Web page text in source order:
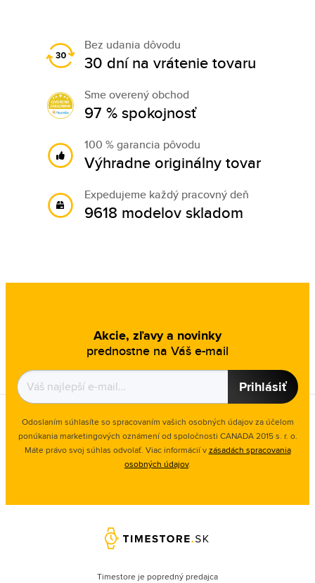
Bez udania dôvodu
30 dní na vrátenie tovaru
Sme overený obchod
97 % spokojnosť
100 % garancia pôvodu
Výhradne originálny tovar
Expedujeme každý pracovný deň
9618 modelov skladom
Akcie, zľavy a novinky
prednostne na Váš e-mail
Prihlásiť
Odoslaním súhlasíte so spracovaním vašich osobných údajov za účelom
ponúkania marketingových oznámení od spoločnosti CANADA 2015 s. r. o.
Máte právo svoj súhlas odvolať. Viac informácií vzásadách spracovania
osobných údajov.
Timestore je popredný predajca